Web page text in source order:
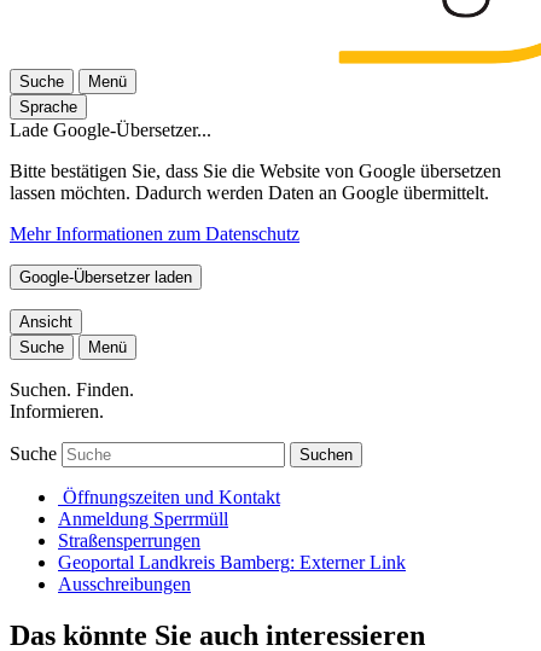
Suche
Menü
Sprache
Lade Google-Übersetzer...
Bitte bestätigen Sie, dass Sie die Website von Google übersetzen
lassen möchten. Dadurch werden Daten an Google übermittelt.
Mehr Informationen zum Datenschutz
Google-Übersetzer laden
Ansicht
Suche
Menü
Suchen. Finden.
Informieren.
Suche Suchen
Öffnungszeiten und Kontakt
Anmeldung Sperrmüll
Straßensperrungen
Geoportal Landkreis Bamberg: Externer Link
Ausschreibungen
Das könnte Sie auch interessieren